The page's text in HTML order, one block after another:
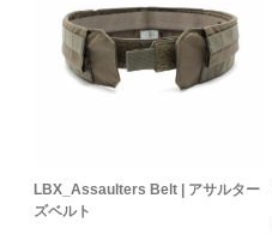
LBX_Assaulters Belt | アサルター
ズベルト